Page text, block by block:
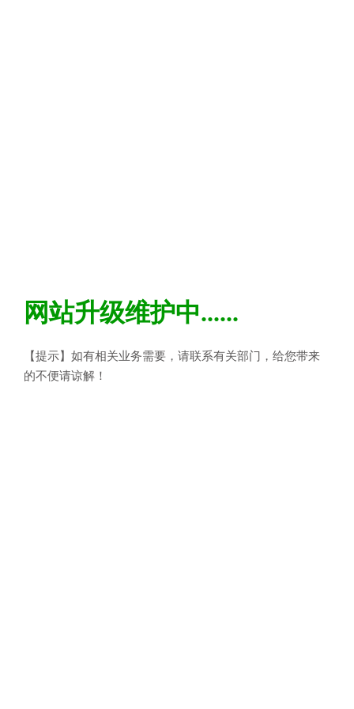
网站升级维护中......
【提示】如有相关业务需要，请联系有关部门，给您带来
的不便请谅解！